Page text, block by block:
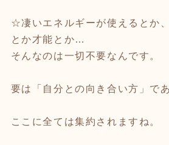
☆凄いエネルギーが使えるとか
とか才能とか…
そんなのは一切不要なんです。
要は「自分との向き合い方」で
ここに全ては集約されますね。